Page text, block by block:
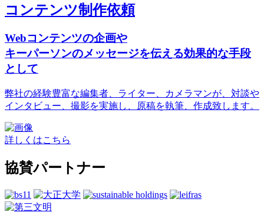
コンテンツ制作依頼
Webコンテンツの企画や
キーパーソンのメッセージを伝える効果的な手段
として
弊社の経験豊富な編集者、ライター、カメラマンが、対談や
インタビュー、撮影を実施し、原稿を執筆、作成致します。
詳しくはこちら
協賛パートナー